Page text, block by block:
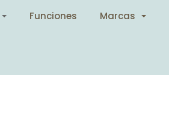
Funciones Marcas